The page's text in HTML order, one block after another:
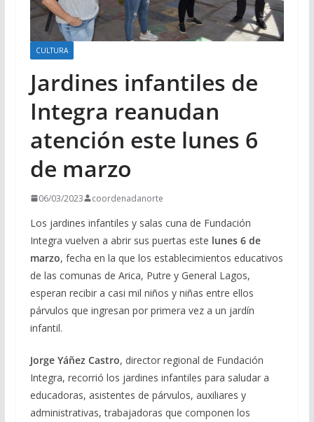
CULTURA
Jardines infantiles de
Integra reanudan
atención este lunes 6
de marzo
06/03/2023 coordenadanorte
Los jardines infantiles y salas cuna de Fundación
Integra vuelven a abrir sus puertas este lunes 6 de
marzo, fecha en la que los establecimientos educativos
de las comunas de Arica, Putre y General Lagos,
esperan recibir a casi mil niños y niñas entre ellos
párvulos que ingresan por primera vez a un jardín
infantil.
Jorge Yáñez Castro, director regional de Fundación
Integra, recorrió los jardines infantiles para saludar a
educadoras, asistentes de párvulos, auxiliares y
administrativas, trabajadoras que componen los